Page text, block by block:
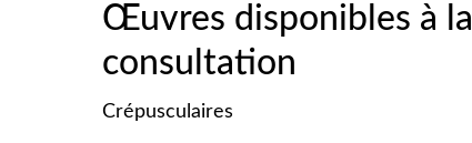
Œuvres disponibles à la
consultation
Crépusculaires